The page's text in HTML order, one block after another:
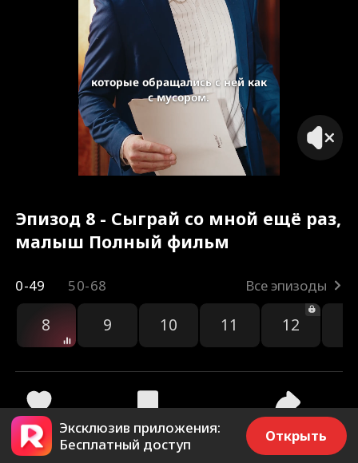
которые обращались с ней как
с мусором.
Эпизод 8 - Сыграй со мной ещё раз,
малыш Полный фильм
0-49 50-68 Все эпизоды
8 9 10 11 12
204 3.9k Поделиться
Эксклюзив приложения:
Бесплатный доступ
Открыть